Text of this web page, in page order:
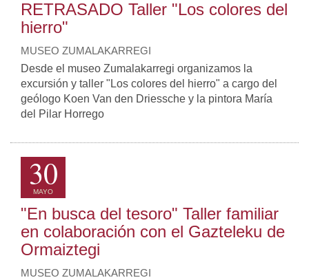
RETRASADO Taller "Los colores del
hierro"
MUSEO ZUMALAKARREGI
Desde el museo Zumalakarregi organizamos la
excursión y taller "Los colores del hierro" a cargo del
geólogo Koen Van den Driessche y la pintora María
del Pilar Horrego
30
MAYO
"En busca del tesoro" Taller familiar
en colaboración con el Gazteleku de
Ormaiztegi
MUSEO ZUMALAKARREGI